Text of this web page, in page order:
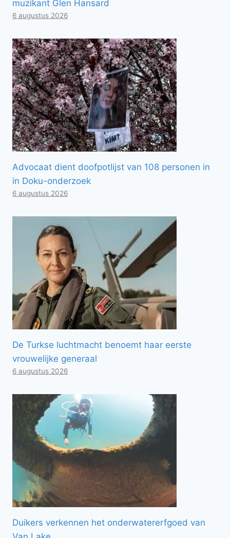
muzikant Glen Hansard
6 augustus 2026
Advocaat dient doofpotlijst van 108 personen in
in Doku-onderzoek
6 augustus 2026
De Turkse luchtmacht benoemt haar eerste
vrouwelijke generaal
6 augustus 2026
Duikers verkennen het onderwatererfgoed van